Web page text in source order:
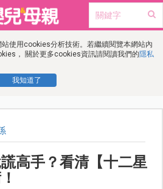
使用cookies分析技術。若繼續閱覽本網站內
， 關於更多cookies資訊請閱讀我們的隱私
我知道了
高手？看清【十二星